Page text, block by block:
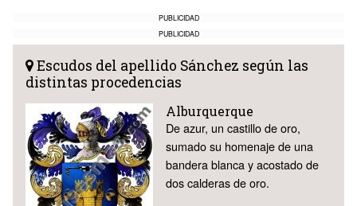
PUBLICIDAD
PUBLICIDAD
Escudos del apellido Sánchez según las
distintas procedencias
Alburquerque
De azur, un castillo de oro,
sumado su homenaje de una
bandera blanca y acostado de
dos calderas de oro.